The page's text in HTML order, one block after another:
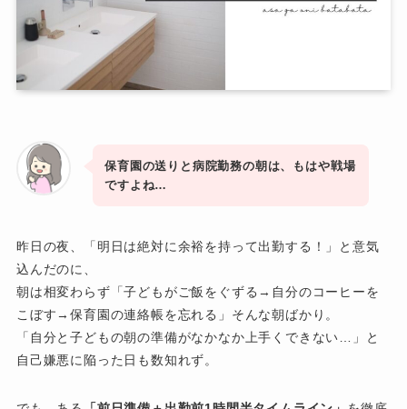
保育園の送りと病院勤務の朝は、もはや戦場
ですよね…
昨日の夜、「明日は絶対に余裕を持って出勤する！」と意気
込んだのに、
朝は相変わらず「子どもがご飯をぐずる→自分のコーヒーを
こぼす→保育園の連絡帳を忘れる」そんな朝ばかり。
「自分と子どもの朝の準備がなかなか上手くできない…」と
自己嫌悪に陥った日も数知れず。